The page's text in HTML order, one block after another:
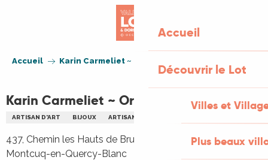
Accueil
Découvrir le Lot
Villes et
Plus beaux
Accueil Karin Carmeliet ~ Orfèvre d'art
Karin Carmeliet ~ Orfèvre d'art
ARTISAN D'ART BIJOUX ARTISANAT D'ART
437, Chemin les Hauts de Bruyère Saint-Cyprien, 46800
Montcuq-en-Quercy-Blanc